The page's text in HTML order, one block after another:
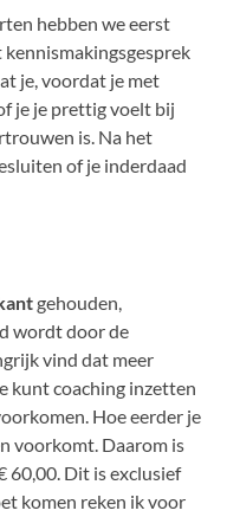
hebben we eerst
je, voordat je met
je je prettig voelt bij
is. Na het
of je inderdaad
gehouden,
wordt door de
vind dat meer
kunt coaching inzetten
Hoe eerder je
voorkomt. Daarom is
60,00. Dit is exclusief
komen reken ik voor